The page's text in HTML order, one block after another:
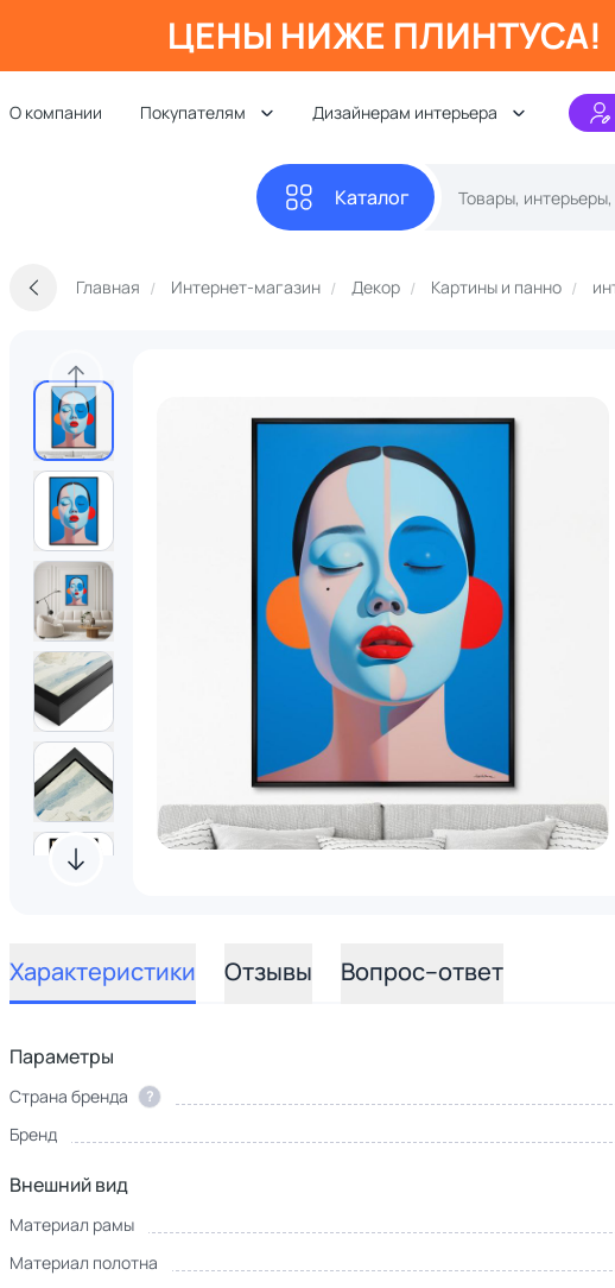
ЦЕНЫ НИЖЕ ПЛИНТУСА!
О компании Покупателям Дизайнерам интерьера
Каталог
Главная Интернет-магазин Декор Картины и панно
Характеристики Отзывы Вопрос–ответ
Параметры
Страна бренда ?
Бренд
Внешний вид
Материал рамы
Материал полотна